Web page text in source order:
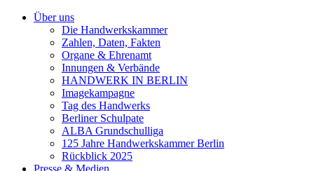
Über uns
Die Handwerkskammer
Zahlen, Daten, Fakten
Organe & Ehrenamt
Innungen & Verbände
HANDWERK IN BERLIN
Imagekampagne
Tag des Handwerks
Berliner Schulpate
ALBA Grundschulliga
125 Jahre Handwerkskammer Berlin
Rückblick 2025
Presse & Medien